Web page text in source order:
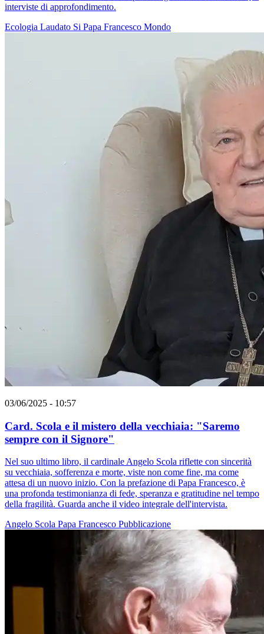
interviste di approfondimento.
Ecologia Laudato Si Papa Francesco Mondo
03/06/2025 - 10:57
Card. Scola e il mistero della vecchiaia: "Saremo
sempre con il Signore"
Nel suo ultimo libro, il cardinale Angelo Scola riflette con sincerità
su vecchiaia, sofferenza e morte, viste non come fine, ma come
attesa di un nuovo inizio. Con la prefazione di Papa Francesco, è
una profonda testimonianza di fede, speranza e gratitudine nel tempo
della fragilità. Guarda anche il video integrale dell'intervista.
Angelo Scola Papa Francesco Pubblicazione